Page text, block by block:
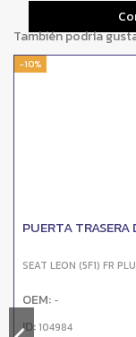
También podría
-10%
PUERTA TRASERA
SEAT LEON (5F1) FR
OEM: -
ID:104984